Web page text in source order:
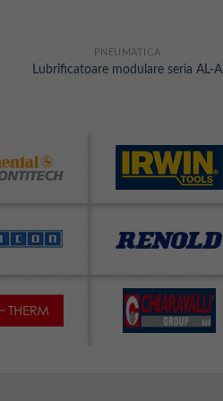
PNEUMATICA
Lubrificatoare modulare seria AL-A